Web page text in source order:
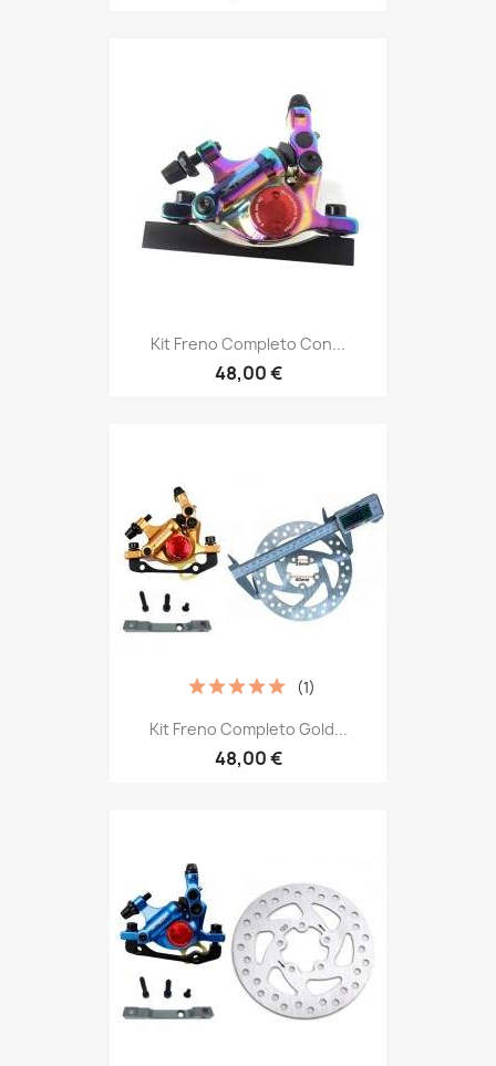
Kit Freno Completo Con...
48,00 €
Kit Freno Completo Gold...
48,00 €
(1)